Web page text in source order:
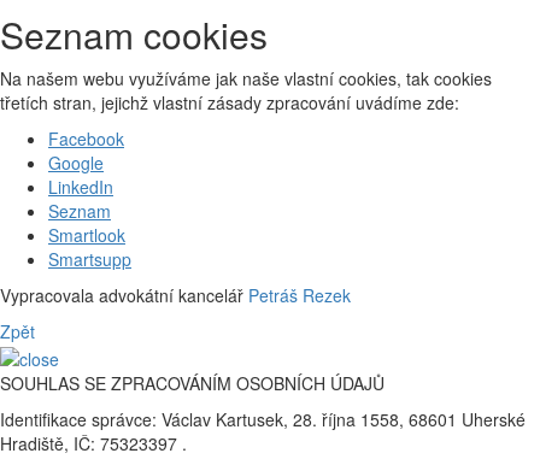
Seznam cookies
Na našem webu využíváme jak naše vlastní cookies, tak cookies
třetích stran, jejichž vlastní zásady zpracování uvádíme zde:
Facebook
Google
LinkedIn
Seznam
Smartlook
Smartsupp
Vypracovala advokátní kancelář Petráš Rezek
Zpět
SOUHLAS SE ZPRACOVÁNÍM OSOBNÍCH ÚDAJŮ
Identifikace správce: Václav Kartusek, 28. října 1558, 68601 Uherské
Hradiště, IČ: 75323397 .